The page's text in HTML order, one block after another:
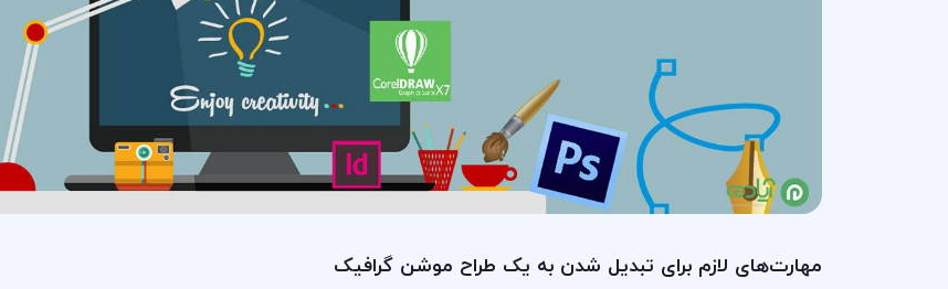
مهارت‌های لازم برای تبدیل شدن به یک طراح موشن گرافیک